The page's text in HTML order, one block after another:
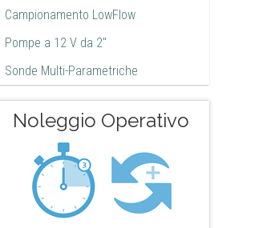
Campionamento LowFlow
Pompe a 12 V da 2"
Sonde Multi-Parametriche
Noleggio Operativo